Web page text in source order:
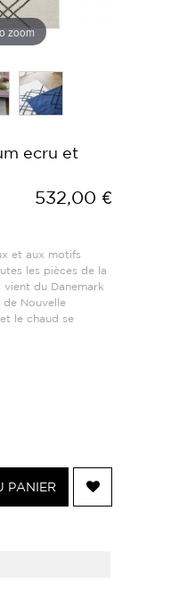
zoom
ecru et
532,00 €
et aux motifs
les pièces de la
vient du Danemark
de Nouvelle
le chaud se
PANIER